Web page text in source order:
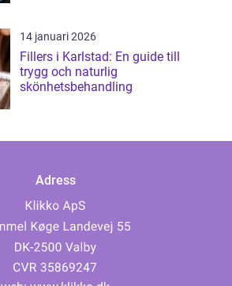
14 januari 2026
Fillers i Karlstad: En guide till
trygg och naturlig
skönhetsbehandling
Adress